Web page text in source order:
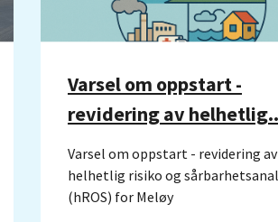
Varsel om oppstart -
revidering av
Varsel om oppstart - revidering av
helhetlig risiko og
(hROS) for Meløy